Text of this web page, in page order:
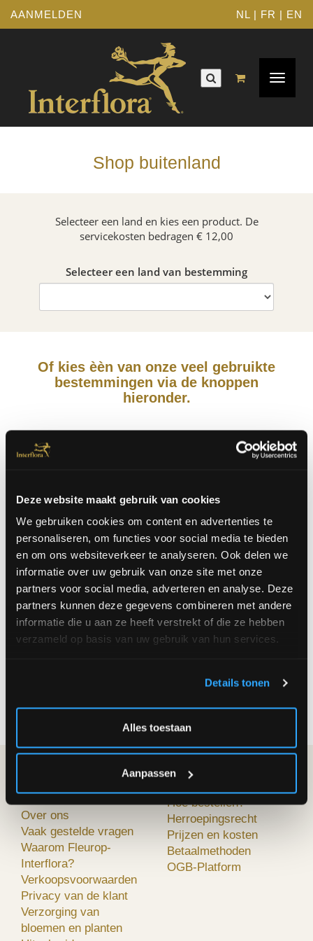
Deze website maakt gebruik van cookies
We gebruiken cookies om content en advertenties te
personaliseren, om functies voor social media te bieden
en om ons websiteverkeer te analyseren. Ook delen we
informatie over uw gebruik van onze site met onze
partners voor social media, adverteren en analyse. Deze
partners kunnen deze gegevens combineren met andere
informatie die u aan ze heeft verstrekt of die ze hebben
verzameld op basis van uw gebruik van hun services.
Details tonen
Alles toestaan
Aanpassen
AANMELDEN NL | FR | EN
Toggle
Shop buitenland
Selecteer een land en kies een product. De
servicekosten bedragen € 12,00
Selecteer een land van bestemming
Of kies èèn van onze veel gebruikte
bestemmingen via de knoppen
hieronder.
Engeland
Nederland
INTERFLORA
Over ons
Vaak gestelde vragen
Waarom Fleurop-
Interflora?
Verkoopsvoorwaarden
Privacy van de klant
Verzorging van
bloemen en planten
MIJN BESTELLING
Hoe bestellen?
Herroepingsrecht
Prijzen en kosten
Betaalmethoden
OGB-Platform